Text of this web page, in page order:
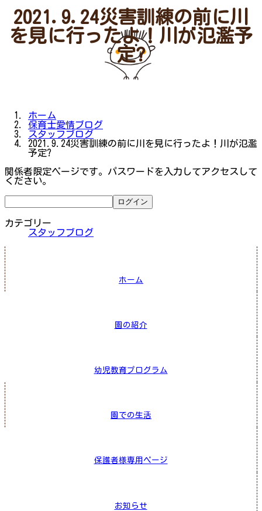
2021.9.24災害訓練の前に川
を見に行ったよ！川が氾濫予
定?
ホーム
保育士愛情ブログ
スタッフブログ
2021.9.24災害訓練の前に川を見に行ったよ！川が氾濫
予定?
関係者限定ページです。パスワードを入力してアクセスして
ください。
カテゴリー
スタッフブログ
ホーム
園の紹介
幼児教育プログラム
園での生活
保護者様専用ページ
お知らせ